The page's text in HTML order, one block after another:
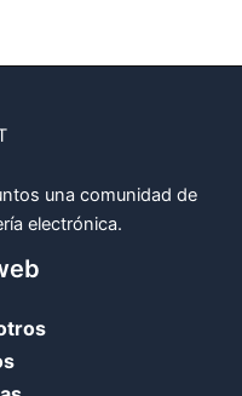
una comunidad de
electrónica.